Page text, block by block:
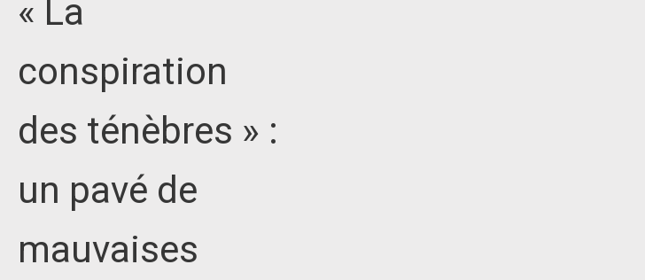
« La
conspiration
des ténèbres » :
un pavé de
mauvaises